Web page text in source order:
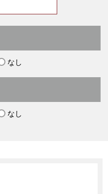
なし
なし